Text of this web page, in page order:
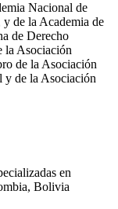
Nacional de
de la Academia de
de Derecho
la Asociación
de la Asociación
y de la Asociación
en
Bolivia